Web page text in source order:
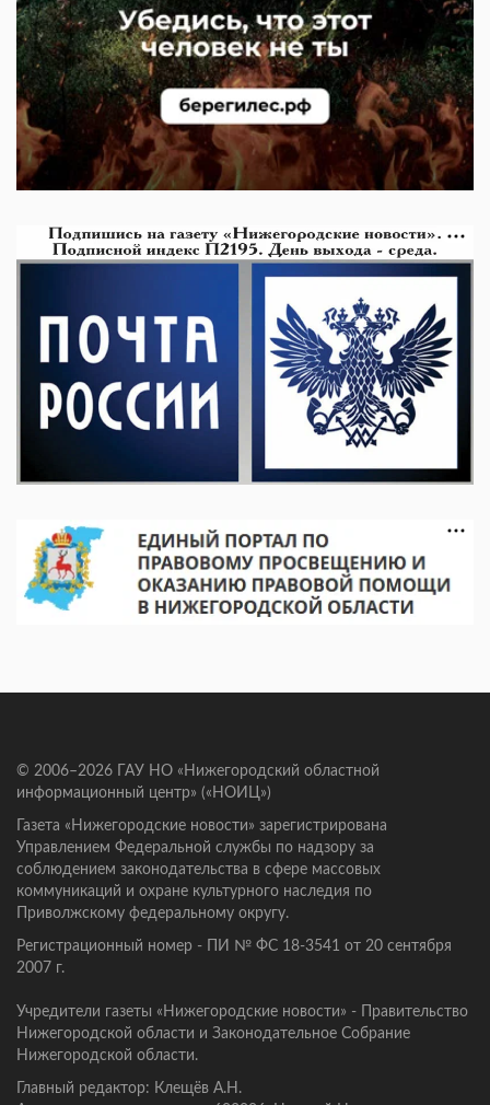
© 2006–2026 ГАУ НО «Нижегородский областной
информационный центр» («НОИЦ»)
Газета «Нижегородские новости» зарегистрирована
Управлением Федеральной службы по надзору за
соблюдением законодательства в сфере массовых
коммуникаций и охране культурного наследия по
Приволжскому федеральному округу.
Регистрационный номер - ПИ № ФС 18-3541 от 20 сентября
2007 г.
Учредители газеты «Нижегородские новости» - Правительство
Нижегородской области и Законодательное Собрание
Нижегородской области.
Главный редактор: Клещёв А.Н.